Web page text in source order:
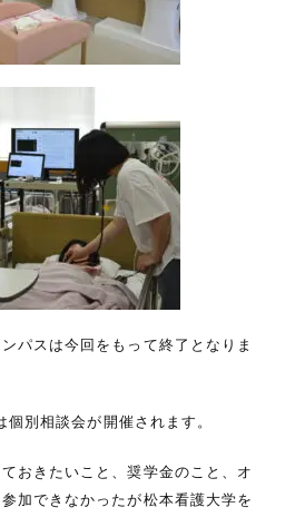
パスは今回をもって終了となりま
別相談会が開催されます。
おきたいこと、奨学金のこと、オ
加できなかったが松本看護大学を